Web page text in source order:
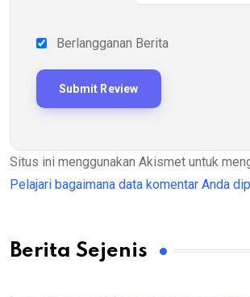
Berlangganan Berita
Situs ini menggunakan Akismet untuk
Pelajari bagaimana data komentar Anda
Berita Sejenis